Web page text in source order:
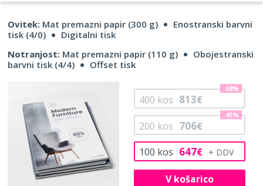
Ovitek: Mat premazni papir (300 g)
Enostranski barvni
tisk (4/0)
Digitalni tisk
Notranjost: Mat premazni papir (110 g)
Obojestranski
barvni tisk (4/4)
Offset tisk
100 kos 647€
200 kos 706€
-45%
400 kos 813€
-68%
V košarico